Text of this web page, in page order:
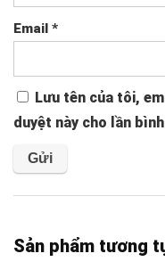
Email *
Lưu tên của tôi,
duyệt này cho lần
Sản phẩm tương